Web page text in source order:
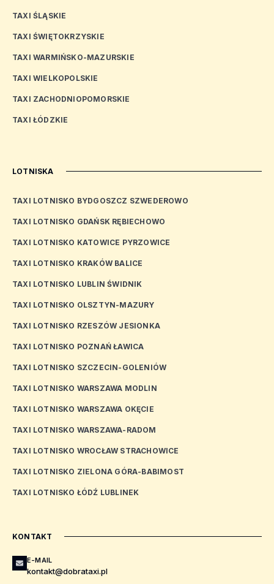
TAXI ŚLĄSKIE
TAXI ŚWIĘTOKRZYSKIE
TAXI WARMIŃSKO-MAZURSKIE
TAXI WIELKOPOLSKIE
TAXI ZACHODNIOPOMORSKIE
TAXI ŁÓDZKIE
LOTNISKA
TAXI LOTNISKO BYDGOSZCZ SZWEDEROWO
TAXI LOTNISKO GDAŃSK RĘBIECHOWO
TAXI LOTNISKO KATOWICE PYRZOWICE
TAXI LOTNISKO KRAKÓW BALICE
TAXI LOTNISKO LUBLIN ŚWIDNIK
TAXI LOTNISKO OLSZTYN-MAZURY
TAXI LOTNISKO RZESZÓW JESIONKA
TAXI LOTNISKO POZNAŃ ŁAWICA
TAXI LOTNISKO SZCZECIN-GOLENIÓW
TAXI LOTNISKO WARSZAWA MODLIN
TAXI LOTNISKO WARSZAWA OKĘCIE
TAXI LOTNISKO WARSZAWA-RADOM
TAXI LOTNISKO WROCŁAW STRACHOWICE
TAXI LOTNISKO ZIELONA GÓRA-BABIMOST
TAXI LOTNISKO ŁÓDŹ LUBLINEK
KONTAKT
E-MAIL
kontakt@dobrataxi.pl